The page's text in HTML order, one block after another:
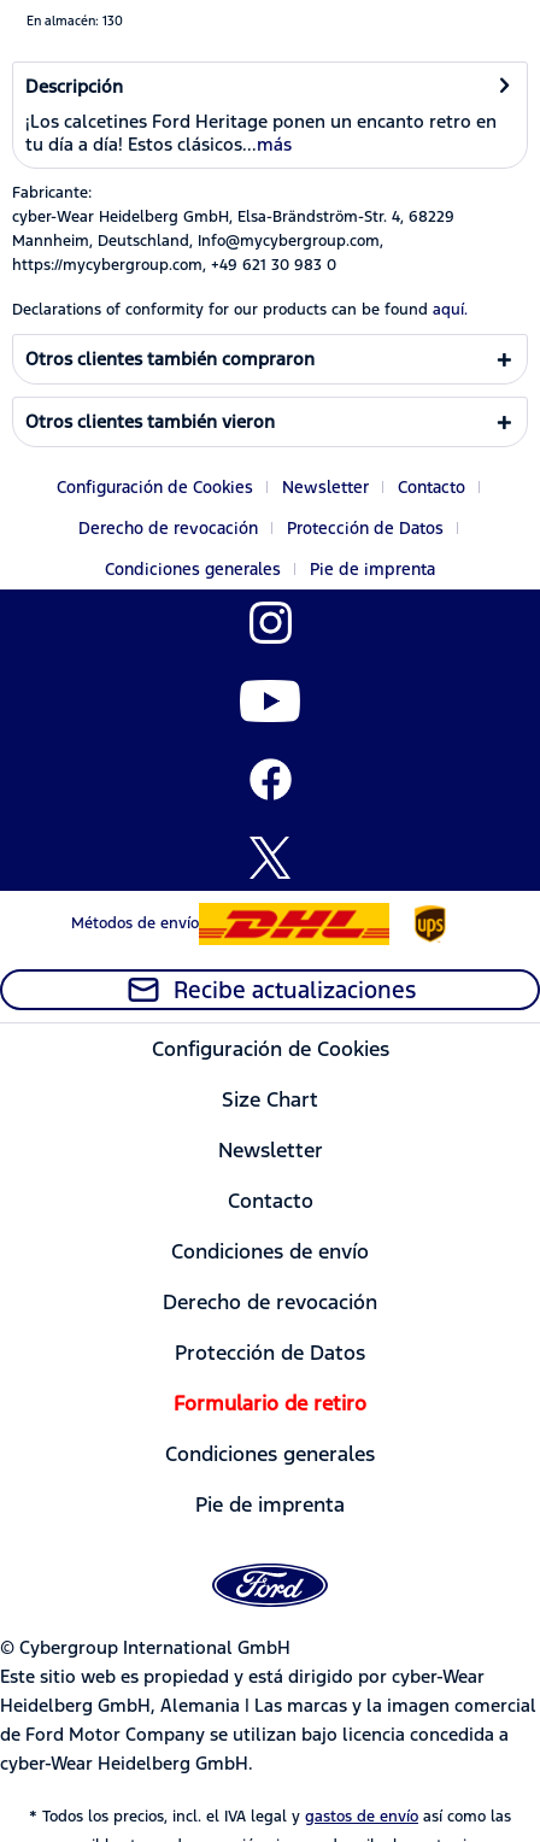
En almacén: 130
Descripción
¡Los calcetines Ford Heritage ponen un encanto retro en
tu día a día! Estos clásicos...más
Fabricante:
cyber-Wear Heidelberg GmbH, Elsa-Brändström-Str. 4, 68229
Mannheim, Deutschland, Info@mycybergroup.com,
https://mycybergroup.com, +49 621 30 983 0
Declarations of conformity for our products can be found aquí.
Otros clientes también compraron
Otros clientes también vieron
Configuración de Cookies Newsletter
Contacto
Derecho de revocación
Protección de Datos
Condiciones generales
Pie de imprenta
Métodos de envío
Recibe actualizaciones
Configuración de Cookies
Size Chart
Newsletter
Contacto
Condiciones de envío
Derecho de revocación
Protección de Datos
Formulario de retiro
Condiciones generales
Pie de imprenta
© Cybergroup International GmbH
Este sitio web es propiedad y está dirigido por cyber-Wear
Heidelberg GmbH, Alemania | Las marcas y la imagen comercial
de Ford Motor Company se utilizan bajo licencia concedida a
cyber-Wear Heidelberg GmbH.
* Todos los precios, incl. el IVA legal y gastos de envío así como las